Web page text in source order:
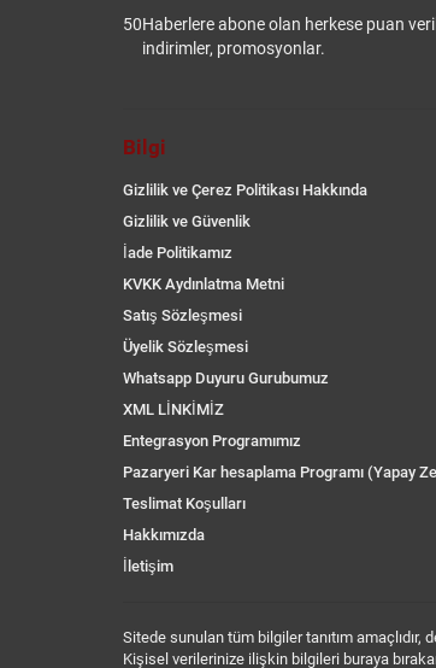
50Haberlere abone olan herkese puan
indirimler, promosyonlar.
Bilgi
Gizlilik ve Çerez Politikası Hakkında
Gizlilik ve Güvenlik
İade Politikamız
KVKK Aydınlatma Metni
Satış Sözleşmesi
Üyelik Sözleşmesi
Whatsapp Duyuru Gurubumuz
XML LİNKİMİZ
Entegrasyon Programımız
Pazaryeri Kar hesaplama Programı (Yapay
Teslimat Koşulları
Hakkımızda
İletişim
Sitede sunulan tüm bilgiler tanıtım
Kişisel verilerinize ilişkin bilgileri buraya